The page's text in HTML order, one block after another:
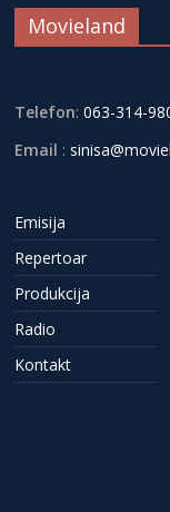
Movieland
Telefon: 063-314-
Email :
Emisija
Repertoar
Produkcija
Radio
Kontakt